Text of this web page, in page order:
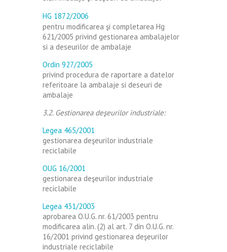
HG 1872/2006
pentru modificarea şi completarea Hg
621/2005 privind gestionarea ambalajelor
si a deseurilor de ambalaje
Ordin 927/2005
privind procedura de raportare a datelor
referitoare la ambalaje si deseuri de
ambalaje
3.2. Gestionarea deşeurilor industriale:
Legea 465/2001
gestionarea deşeurilor industriale
reciclabile
OUG 16/2001
gestionarea deşeurilor industriale
reciclabile
Legea 431/2003
aprobarea O.U.G. nr. 61/2003 pentru
modificarea alin. (2) al art. 7 din O.U.G. nr.
16/2001 privind gestionarea deşeurilor
industriale reciclabile